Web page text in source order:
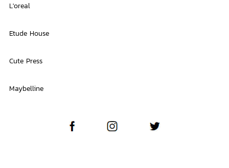
L'oreal
Etude House
Cute Press
Maybelline